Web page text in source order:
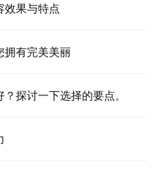
效果与特点
拥有完美美丽
探讨一下选择的要点。